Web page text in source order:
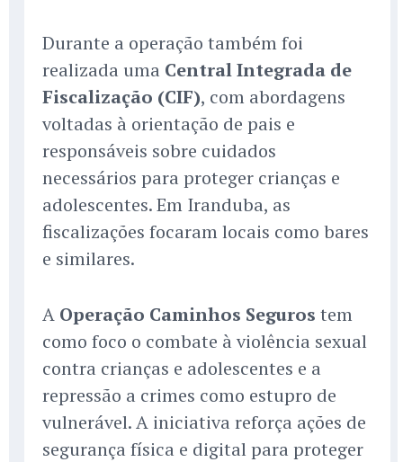
Durante a operação também foi
realizada uma Central Integrada de
Fiscalização (CIF), com abordagens
voltadas à orientação de pais e
responsáveis sobre cuidados
necessários para proteger crianças e
adolescentes. Em Iranduba, as
fiscalizações focaram locais como bares
e similares.
A Operação Caminhos Seguros tem
como foco o combate à violência sexual
contra crianças e adolescentes e a
repressão a crimes como estupro de
vulnerável. A iniciativa reforça ações de
segurança física e digital para proteger